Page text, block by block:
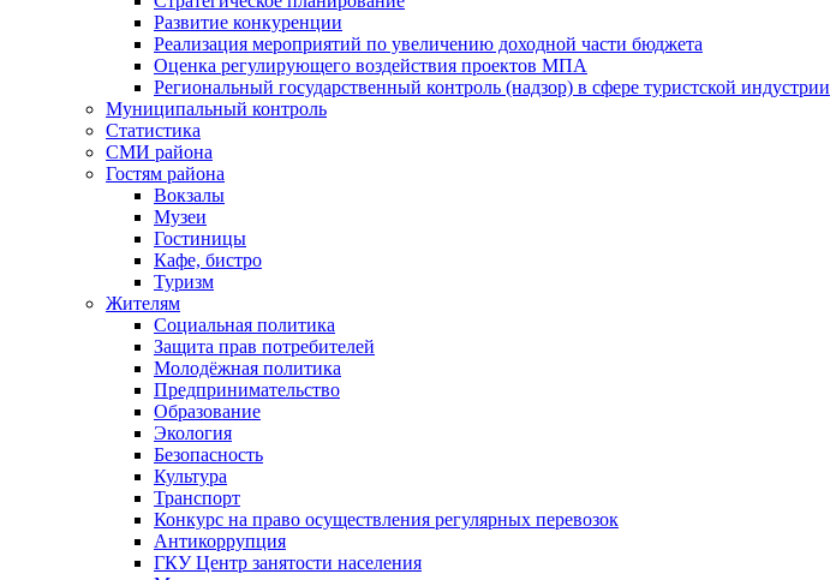
Развитие конкуренции
Реализация мероприятий по увеличению доходной части бюджета
Оценка регулирующего воздействия проектов МПА
Региональный государственный контроль (надзор) в сфере туристской индустрии
Муниципальный контроль
Статистика
СМИ района
Гостям района
Вокзалы
Музеи
Гостиницы
Кафе, бистро
Туризм
Жителям
Социальная политика
Защита прав потребителей
Молодёжная политика
Предпринимательство
Образование
Экология
Безопасность
Культура
Транспорт
Конкурс на право осуществления регулярных перевозок
Антикоррупция
ГКУ Центр занятости населения